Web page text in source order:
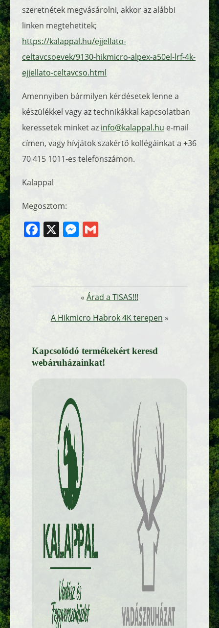
szeretnétek megvásárolni, akkor az alábbi
linken megtehetitek;
https://kalappal.hu/ejjellato-
celtavcsoevek/9130-hikmicro-alpex-a50el-lrf-4k-
ejjellato-celtavcso.html
Amennyiben bármilyen kérdésetek lenne a
készülékkel vagy az technikákkal kapcsolatban
keressetek minket az info@kalappal.hu e-mail
címen, vagy hívjátok szakértő kollégáinkat a +36
70 415 1011-es telefonszámon.
Kalappal
Megosztom:
Facebook
X Messenger
« Árad a TISAS!!!
A Hikmicro Habrok 4K terepen »
Kapcsolódó termékekért keresd
webáruházainkat!